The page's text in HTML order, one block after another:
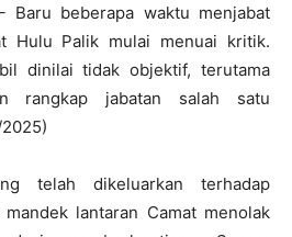
Baru beberapa waktu menjabat
Hulu Palik mulai menuai kritik.
dinilai tidak objektif, terutama
rangkap jabatan salah satu
telah dikeluarkan terhadap
lantaran Camat menolak